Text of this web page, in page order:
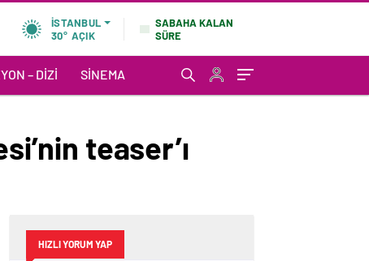
İSTANBUL
30° AÇIK
SABAHA KALAN
SÜRE
– DIZI SINEMA
teaser’ı
HIZLI YORUM YAP